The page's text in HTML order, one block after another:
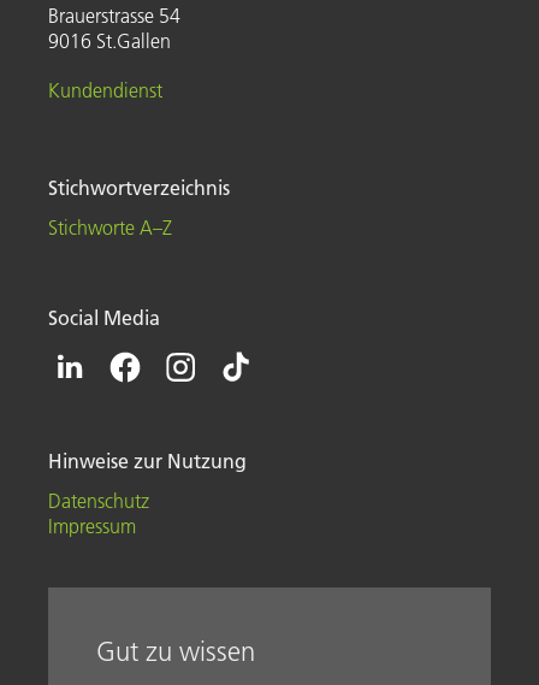
Brauerstrasse 54
9016 St.Gallen
Kundendienst
Stichwortverzeichnis
Stichworte A–Z
Social Media
Hinweise zur Nutzung
Datenschutz
Impressum
Gut zu wissen